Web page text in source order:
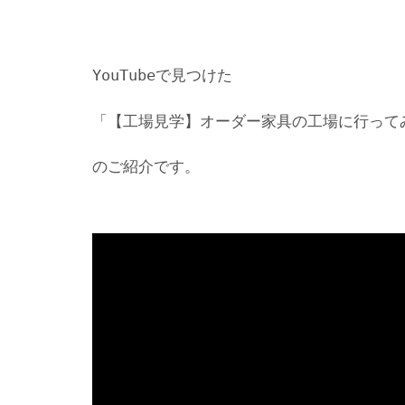
YouTubeで見つけた
「【工場見学】オーダー家具の工場に行っ
のご紹介です。